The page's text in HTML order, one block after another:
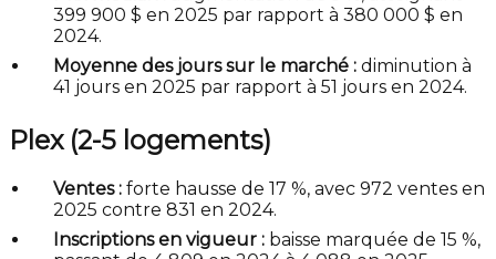
399 900 $ en 2025 par rapport à 380 000 $ en
2024.
Moyenne des jours sur le marché : diminution à
41 jours en 2025 par rapport à 51 jours en 2024.
Plex (2-5 logements)
Ventes : forte hausse de 17 %, avec 972 ventes en
2025 contre 831 en 2024.
Inscriptions en vigueur : baisse marquée de 15 %,